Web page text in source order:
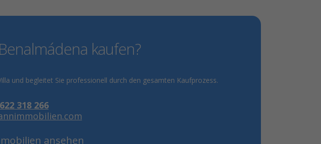
kaufen?
und begleitet Sie professionell durch den gesamten Kaufprozess.
318 266
ansehen